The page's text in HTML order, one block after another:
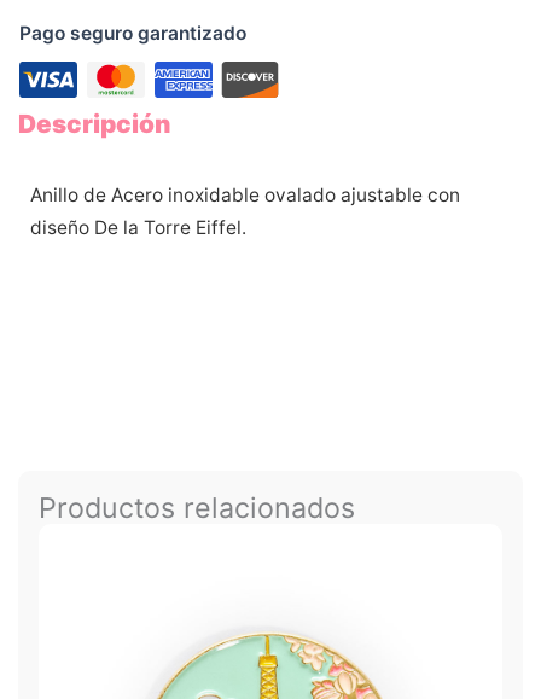
Pago seguro garantizado
Descripción
Anillo de Acero inoxidable ovalado ajustable con
diseño De la Torre Eiffel.
Productos relacionados